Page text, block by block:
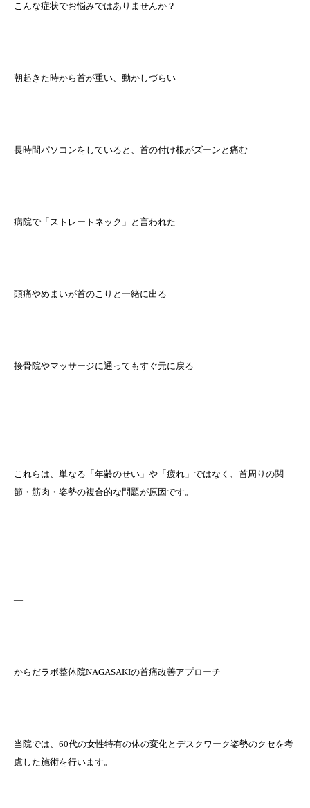
こんな症状でお悩みではありませんか？
朝起きた時から首が重い、動かしづらい
長時間パソコンをしていると、首の付け根がズーンと痛む
病院で「ストレートネック」と言われた
頭痛やめまいが首のこりと一緒に出る
接骨院やマッサージに通ってもすぐ元に戻る
これらは、単なる「年齢のせい」や「疲れ」ではなく、首周りの関
節・筋肉・姿勢の複合的な問題が原因です。
—
からだラボ整体院NAGASAKIの首痛改善アプローチ
当院では、60代の女性特有の体の変化とデスクワーク姿勢のクセを考
慮した施術を行います。